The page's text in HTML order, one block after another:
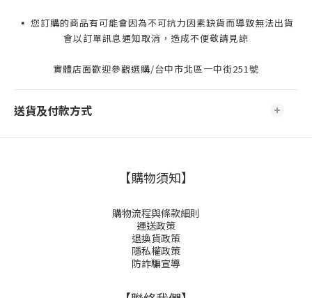
▪️ 您訂購的商品有可能會因為不可抗力因素缺貨而導致無法出貨
會以訂單訊息通知取消，造成不便敬請見諒
實體店面歡迎參觀選購/台中市北區一中街251號
送貨及付款方式
【購物須知】
購物流程與條款細則
運送政策
退換貨政策
隱私權政策
防詐騙宣導